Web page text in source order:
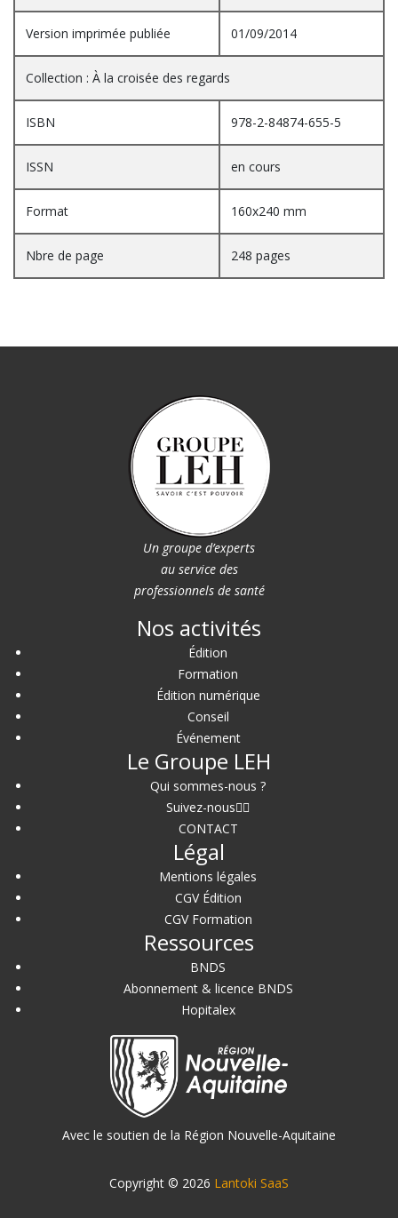
Version imprimée publiée 01/09/2014
Collection : À la croisée des regards
ISBN 978-2-84874-655-5
ISSN en cours
Format 160x240 mm
Nbre de page 248 pages
Un groupe d’experts
au service des
professionnels de santé
Nos activités
Édition
Formation
Édition numérique
Conseil
Événement
Le Groupe LEH
Qui sommes-nous ?
Suivez-nous
CONTACT
Légal
Mentions légales
CGV Édition
CGV Formation
Ressources
BNDS
Abonnement & licence BNDS
Hopitalex
Avec le soutien de la Région Nouvelle-Aquitaine
Copyright © 2026 Lantoki SaaS